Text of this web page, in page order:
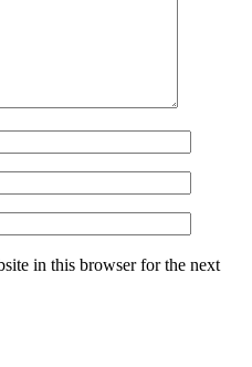
in this browser for the next